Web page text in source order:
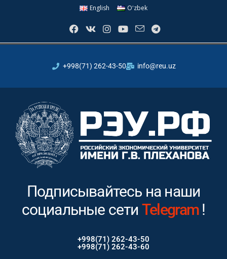
English Oʻzbek
+998(71) 262-43-50 info@reu.uz
Подписывайтесь на наши
социальные сети Instagram !
+998(71) 262-43-50
+998(71) 262-43-60